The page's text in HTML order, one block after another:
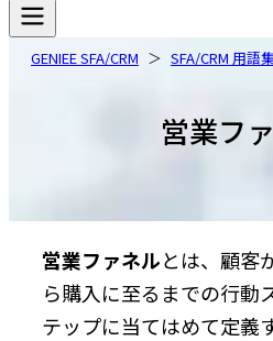
GENIEE SFA/CRM SFA/CRM 用語
営業フ
営業ファネルとは、顧客
ら購入に至るまでの行動
テップに当てはめて定義